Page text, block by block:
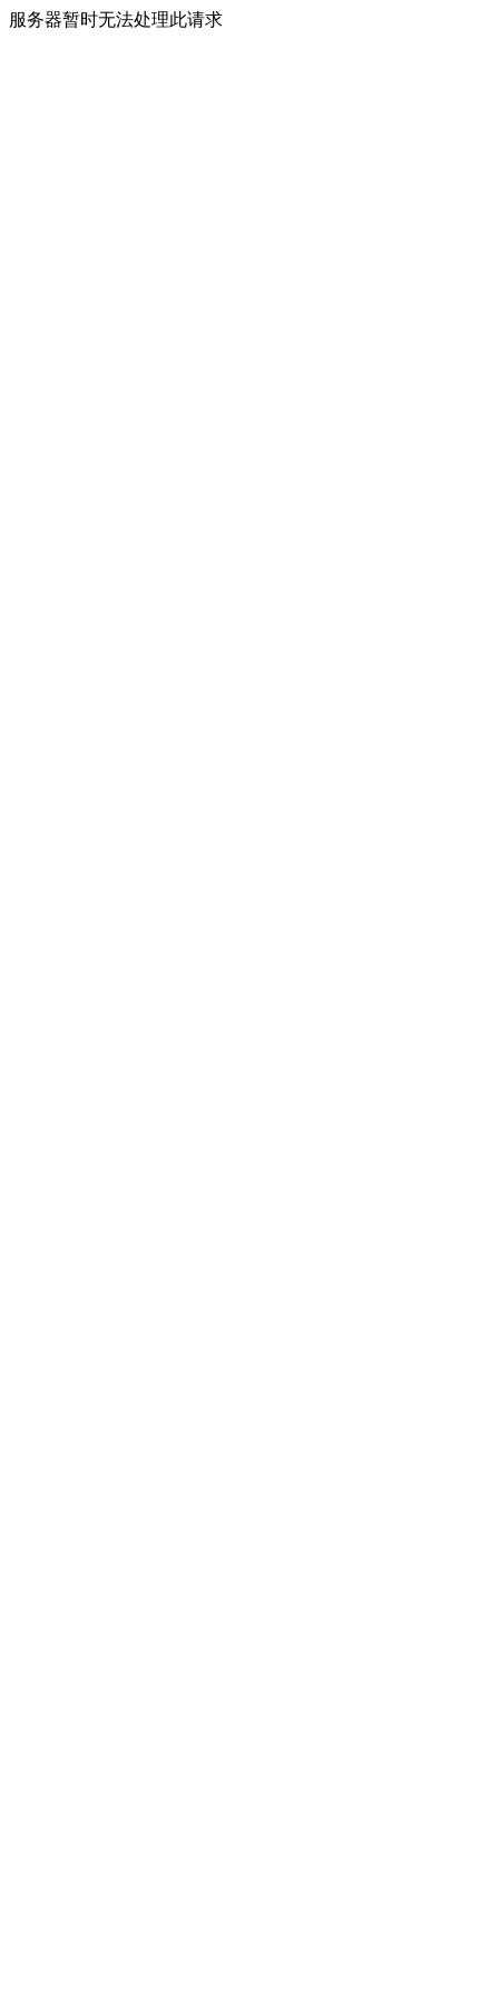
服务器暂时无法处理此请求